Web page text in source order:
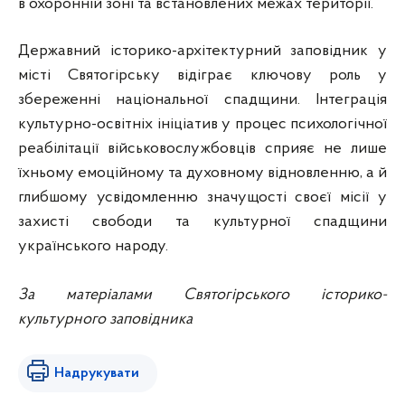
в охоронній зоні та встановлених межах території.
Державний історико-архітектурний заповідник у
місті Святогірську відіграє ключову роль у
збереженні національної спадщини. Інтеграція
культурно-освітніх ініціатив у процес психологічної
реабілітації військовослужбовців сприяє не лише
їхньому емоційному та духовному відновленню, а й
глибшому усвідомленню значущості своєї місії у
захисті свободи та культурної спадщини
українського народу.
За матеріалами Святогірського історико-
культурного заповідника
Надрукувати